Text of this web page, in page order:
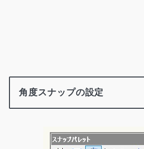
角度スナップの設定